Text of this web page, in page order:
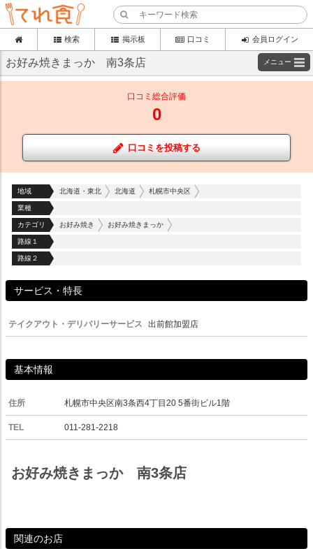
検索 掲示板 口コミ 会員ログイン
お好み焼きまっか 南3条店 メニュー
口コミ総合評価
0
口コミを投稿する
地域 北海道・東北 北海道 札幌市中央区
業種
カテゴリ お好み焼き お好み焼きまっか
路線１
路線２
サービス・特長
テイクアウト・デリバリーサービス 出前館加盟店
基本情報
住所 札幌市中央区南3条西4丁目20 5番街ビル1階
TEL 011-281-2218
お好み焼きまっか 南3条店
関連のお店